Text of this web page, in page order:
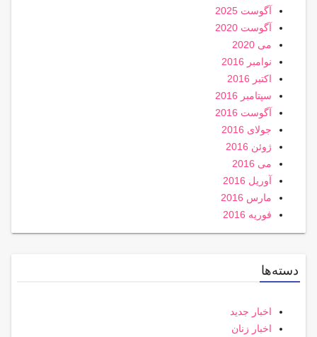
آگوست 2025
آگوست 2020
می 2020
نوامبر 2016
اکتبر 2016
سپتامبر 2016
آگوست 2016
جولای 2016
ژوئن 2016
می 2016
آوریل 2016
مارس 2016
فوریه 2016
دسته‌ها
اخبار جدید
اخبار زنان